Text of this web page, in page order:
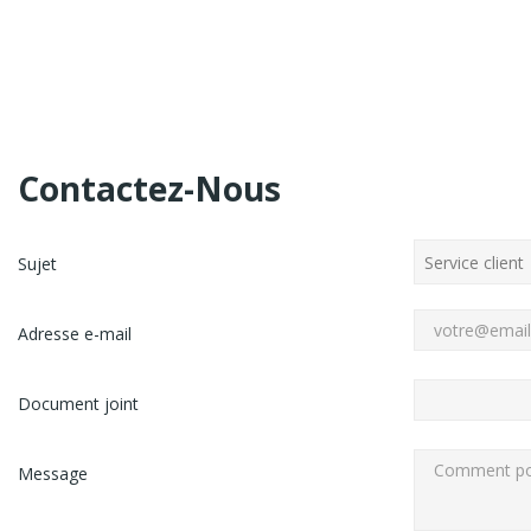
Contactez-Nous
Sujet
Adresse e-mail
Document joint
Message